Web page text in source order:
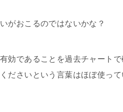
がおこるのではないかな？
効であることを過去チャートで
ださいという言葉はほぼ使って